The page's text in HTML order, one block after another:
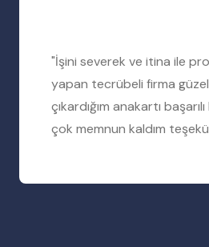
"İşini severek ve itina ile
yapan tecrübeli firma
çıkardığım anakartı
çok memnun kaldım